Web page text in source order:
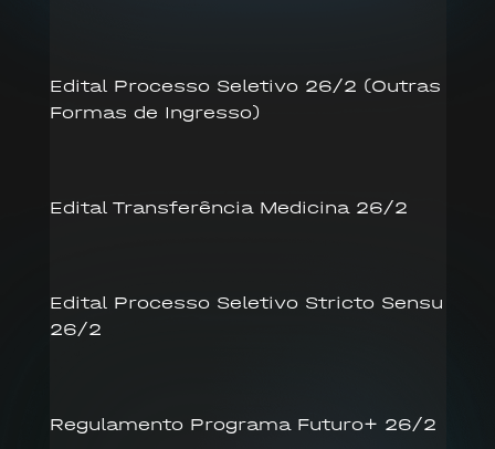
Edital Processo Seletivo 26/2 (Outras
Formas de Ingresso)
Edital Transferência Medicina 26/2
Edital Processo Seletivo Stricto Sensu
26/2
Regulamento Programa Futuro+ 26/2